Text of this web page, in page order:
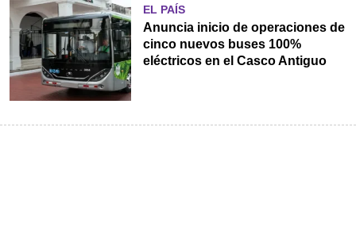
EL PAÍS
Anuncia inicio de operaciones de
cinco nuevos buses 100%
eléctricos en el Casco Antiguo